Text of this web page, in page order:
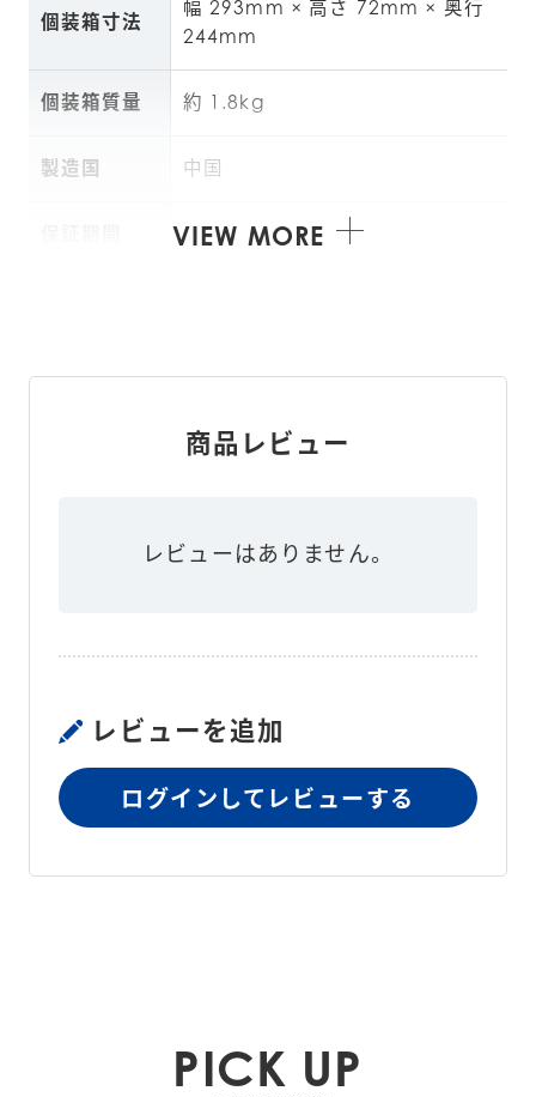
個装箱寸法
幅 293mm × 高さ 72mm × 奥行
244mm
個装箱質量 約 1.8kg
製造国 中国
0
VIEW MORE
商品レビュー
レビューはありません。
レビューを追加
ログインしてレビューする
PICK UP